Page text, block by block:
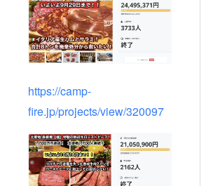
https://camp-
fire.jp/projects/view/320097